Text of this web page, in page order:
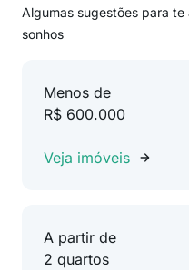
Algumas sugestões para
sonhos
Menos de
R$ 600.000
Veja imóveis
A partir de
2 quartos